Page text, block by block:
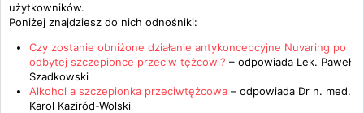
użytkowników.
Poniżej znajdziesz do nich odnośniki:
Czy zostanie obniżone działanie antykoncepcyjne Nuvaring po
odbytej szczepionce przeciw tężcowi? – odpowiada Lek. Paweł
Szadkowski
Alkohol a szczepionka przeciwtężcowa – odpowiada Dr n. med.
Karol Kaziród-Wolski